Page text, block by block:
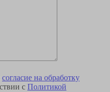
согласие на обработку
с Политикой